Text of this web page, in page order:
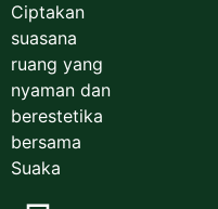
Ciptakan
suasana
ruang yang
nyaman dan
berestetika
bersama
Suaka